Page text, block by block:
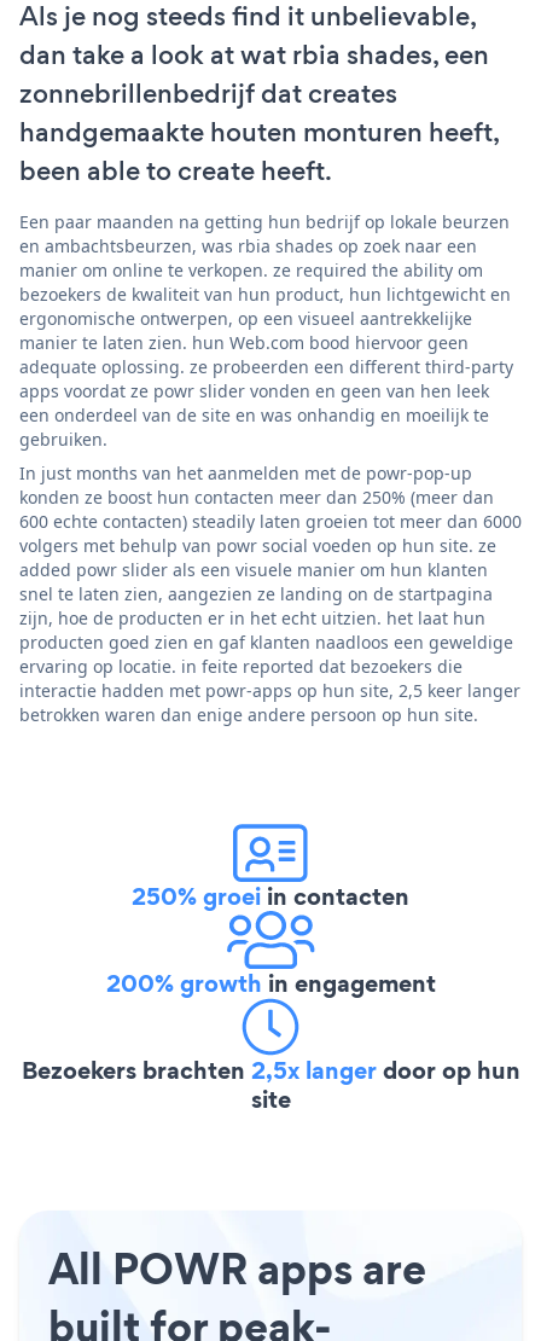
Als je nog steeds find it unbelievable,
dan take a look at wat rbia shades, een
zonnebrillenbedrijf dat creates
handgemaakte houten monturen heeft,
been able to create heeft.
Een paar maanden na getting hun bedrijf op lokale beurzen
en ambachtsbeurzen, was rbia shades op zoek naar een
manier om online te verkopen. ze required the ability om
bezoekers de kwaliteit van hun product, hun lichtgewicht en
ergonomische ontwerpen, op een visueel aantrekkelijke
manier te laten zien. hun Web.com bood hiervoor geen
adequate oplossing. ze probeerden een different third-party
apps voordat ze powr slider vonden en geen van hen leek
een onderdeel van de site en was onhandig en moeilijk te
gebruiken.
In just months van het aanmelden met de powr-pop-up
konden ze boost hun contacten meer dan 250% (meer dan
600 echte contacten) steadily laten groeien tot meer dan 6000
volgers met behulp van powr social voeden op hun site. ze
added powr slider als een visuele manier om hun klanten
snel te laten zien, aangezien ze landing on de startpagina
zijn, hoe de producten er in het echt uitzien. het laat hun
producten goed zien en gaf klanten naadloos een geweldige
ervaring op locatie. in feite reported dat bezoekers die
interactie hadden met powr-apps op hun site, 2,5 keer langer
betrokken waren dan enige andere persoon op hun site.
250% groei in contacten
200% growth in engagement
Bezoekers brachten 2,5x langerdoor op hun
site
All POWR apps are
built for peak-